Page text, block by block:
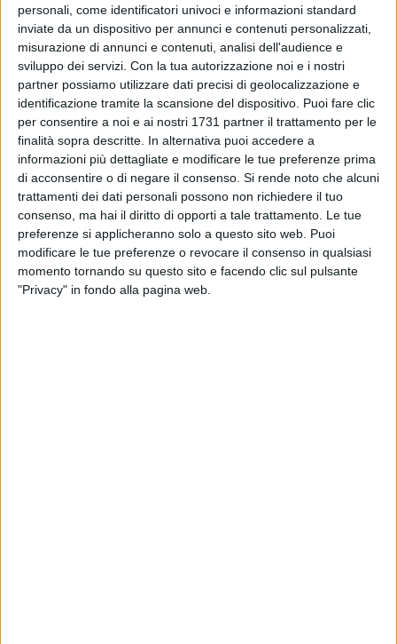
personali, come identificatori univoci e informazioni standard
inviate da un dispositivo per annunci e contenuti personalizzati,
misurazione di annunci e contenuti, analisi dell'audience e
sviluppo dei servizi. Con la tua autorizzazione noi e i nostri
partner possiamo utilizzare dati precisi di geolocalizzazione e
identificazione tramite la scansione del dispositivo. Puoi fare clic
per consentire a noi e ai nostri 1731 partner il trattamento per le
finalità sopra descritte. In alternativa puoi accedere a
informazioni più dettagliate e modificare le tue preferenze prima
di acconsentire o di negare il consenso. Si rende noto che alcuni
trattamenti dei dati personali possono non richiedere il tuo
consenso, ma hai il diritto di opporti a tale trattamento. Le tue
preferenze si applicheranno solo a questo sito web. Puoi
modificare le tue preferenze o revocare il consenso in qualsiasi
momento tornando su questo sito e facendo clic sul pulsante
"Privacy" in fondo alla pagina web.
sempre. Interessati in particolar modo dal disagio sono
l'ingresso "Patalini", completamente impraticabile dai veicoli,
e quello "Barberini", invasa da laghetti e stagnazioni di
acqua piovana. Come consuetudine, sono le periferie a
soffrire di più.
Per i tanti automobilisti costretti da varie esigenze a
muoversi per la città, oggi Barletta è diventata una
roccaforte inespugnabile: per raggiungere la SS16 dalla
periferia, l'uscita "Barberini" (già pericolosa e stretta in
mormali condizioni meteorologiche) appariva una percorso
ad ostacoli fra acqua stagnante e scarsa visibilità; l'uscita
"Patalini" si è rapidamente trasformata in un pantano
invalicabile dalle autovetture: nello specifico, l'unico modo di